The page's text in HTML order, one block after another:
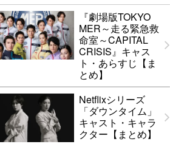
『劇場版TOKYO
MER～走る緊急救
命室～CAPITAL
CRISIS』キャス
ト・あらすじ【ま
とめ】
Netflixシリーズ
「ダウンタイム」
キャスト・キャラ
クター【まとめ】